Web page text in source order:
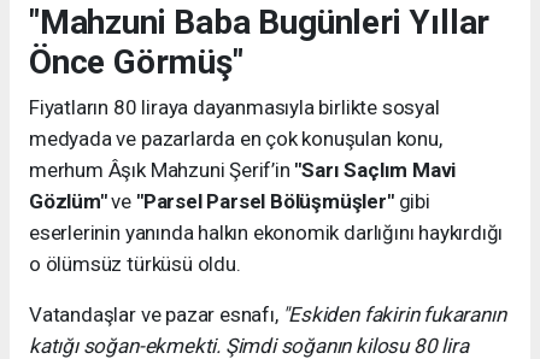
"Mahzuni Baba Bugünleri Yıllar
Önce Görmüş"
Fiyatların 80 liraya dayanmasıyla birlikte sosyal
medyada ve pazarlarda en çok konuşulan konu,
merhum Âşık Mahzuni Şerif’in "Sarı Saçlım Mavi
Gözlüm"ve "Parsel Parsel Bölüşmüşler"gibi
eserlerinin yanında halkın ekonomik darlığını haykırdığı
o ölümsüz türküsü oldu.
Vatandaşlar ve pazar esnafı, "Eskiden fakirin fukaranın
katığı soğan-ekmekti. Şimdi soğanın kilosu 80 lira